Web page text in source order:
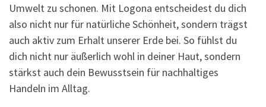
Umwelt zu schonen. Mit Logona entscheidest du dich
also nicht nur für natürliche Schönheit, sondern trägst
auch aktiv zum Erhalt unserer Erde bei. So fühlst du
dich nicht nur äußerlich wohl in deiner Haut, sondern
stärkst auch dein Bewusstsein für nachhaltiges
Handeln im Alltag.